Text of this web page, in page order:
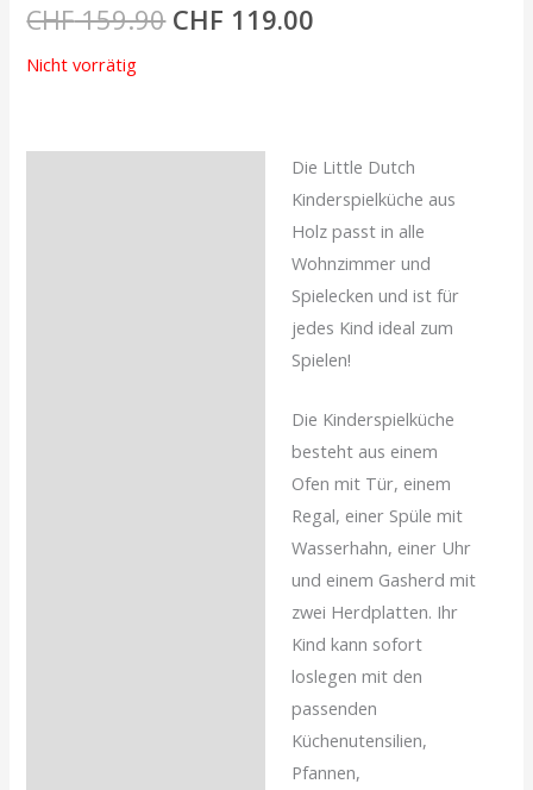
CHF159.90 CHF 119.00
Nicht vorrätig
Die Little Dutch
Kinderspielküche aus
Holz passt in alle
Wohnzimmer und
Spielecken und ist für
jedes Kind ideal zum
Spielen!
Die Kinderspielküche
besteht aus einem
Ofen mit Tür, einem
Regal, einer Spüle mit
Wasserhahn, einer Uhr
und einem Gasherd mit
zwei Herdplatten. Ihr
Kind kann sofort
loslegen mit den
passenden
Küchenutensilien,
Pfannen,